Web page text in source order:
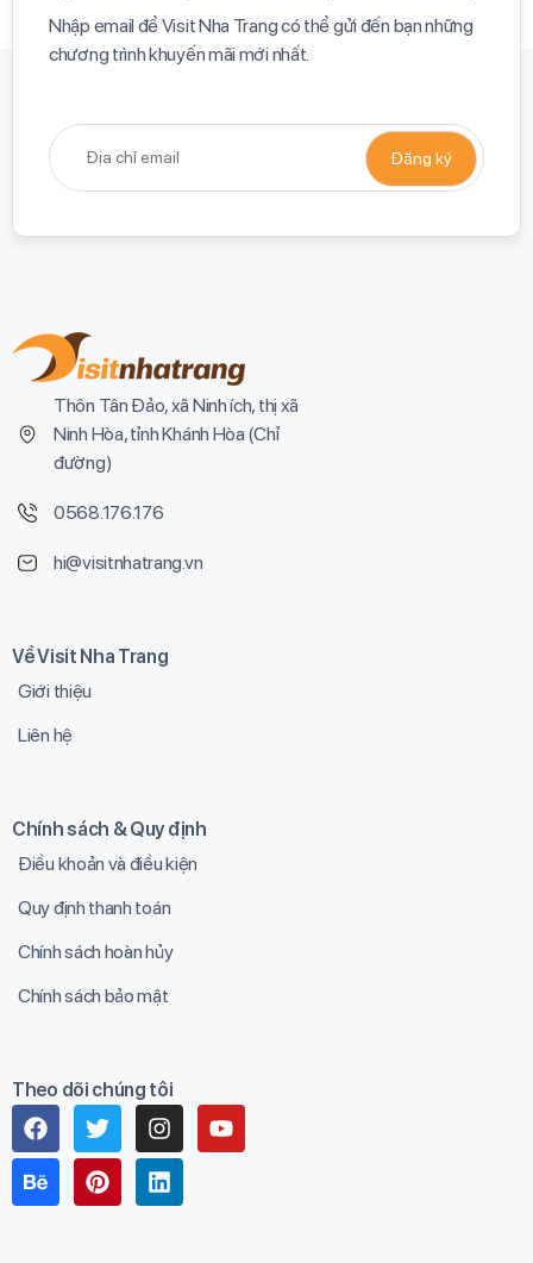
Nhập email để Visit Nha Trang có thể gửi đến bạn những
chương trình khuyến mãi mới nhất.​
Thôn Tân Đảo, xã Ninh ích, thị xã
Ninh Hòa, tỉnh Khánh Hòa (Chỉ
đường)
0568.176.176
hi@visitnhatrang.vn
Về Visit Nha Trang
Giới thiệu
Liên hệ
Chính sách & Quy định
Điều khoản và điều kiện
Quy định thanh toán
Chính sách hoàn hủy
Chính sách bảo mật
Theo dõi chúng tôi